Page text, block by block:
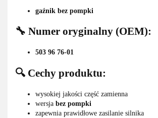
gaźnik bez pompki
🔧 Numer oryginalny (OEM):
503 96 76-01
🔍 Cechy produktu:
wysokiej jakości część zamienna
wersja bez pompki
zapewnia prawidłowe zasilanie silnika